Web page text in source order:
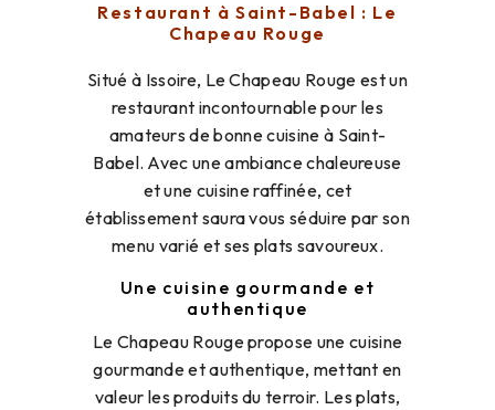
Restaurant à Saint-Babel : Le
Chapeau Rouge
Situé à Issoire, Le Chapeau Rouge est un
restaurant incontournable pour les
amateurs de bonne cuisine à Saint-
Babel. Avec une ambiance chaleureuse
et une cuisine raffinée, cet
établissement saura vous séduire par son
menu varié et ses plats savoureux.
Une cuisine gourmande et
authentique
Le Chapeau Rouge propose une cuisine
gourmande et authentique, mettant en
valeur les produits du terroir. Les plats,